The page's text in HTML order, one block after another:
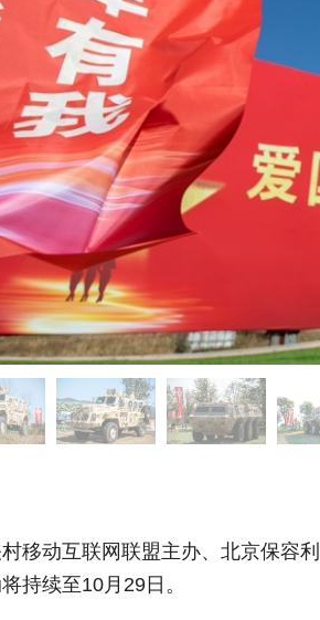
移动互联网联盟主办、北京保容
持续至10月29日。